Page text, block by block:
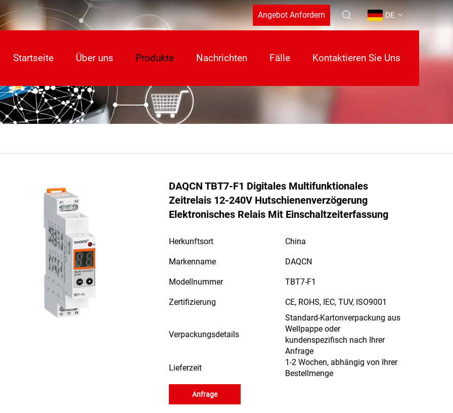
Angebot Anfordern DE
Startseite Über uns Produkte Nachrichten Fälle Kontaktieren Sie Uns
DAQCN TBT7-F1 Digitales Multifunktionales
Zeitrelais 12-240V Hutschienenverzögerung
Elektronisches Relais Mit Einschaltzeiterfassung
Herkunftsort China
Markenname DAQCN
Modellnummer TBT7-F1
Zertifizierung CE, ROHS, IEC, TUV, ISO9001
Verpackungsdetails
Standard-Kartonverpackung aus
Wellpappe oder
kundenspezifisch nach Ihrer
Anfrage
Lieferzeit
1-2 Wochen, abhängig von Ihrer
Bestellmenge
Anfrage